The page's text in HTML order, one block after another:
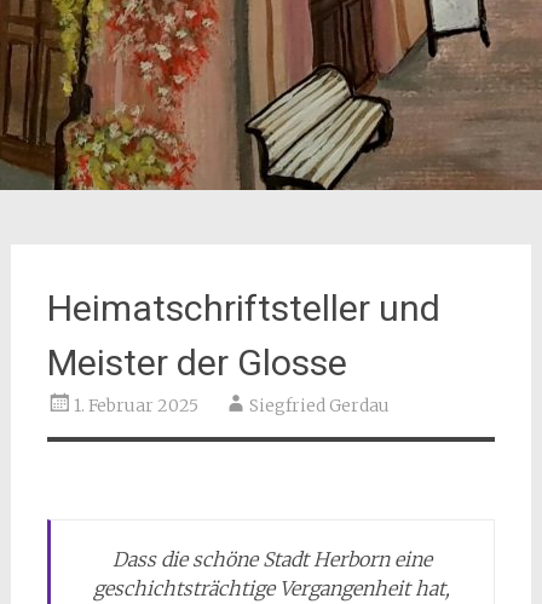
Heimatschriftsteller und
Meister der Glosse
1. Februar 2025 Siegfried Gerdau
Dass die schöne Stadt Herborn eine
geschichtsträchtige Vergangenheit hat,